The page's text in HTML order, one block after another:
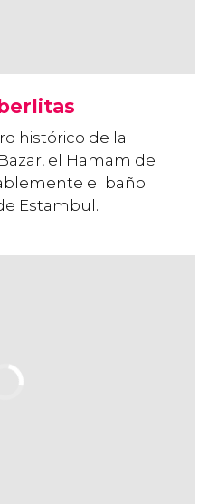
histórico de la
el Hamam de
el baño
Estambul.